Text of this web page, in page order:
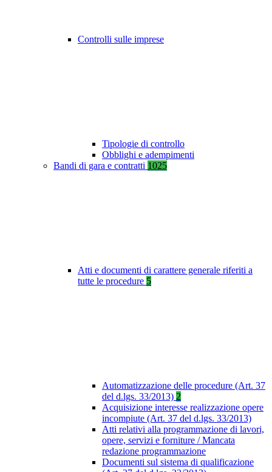
Controlli sulle imprese
Tipologie di controllo
Obblighi e adempimenti
Bandi di gara e contratti 1025
Atti e documenti di carattere generale riferiti a
tutte le procedure 5
Automatizzazione delle procedure (Art. 37
del d.lgs. 33/2013) 2
Acquisizione interesse realizzazione opere
incompiute (Art. 37 del d.lgs. 33/2013)
Atti relativi alla programmazione di lavori,
opere, servizi e forniture / Mancata
redazione programmazione
Documenti sul sistema di qualificazione